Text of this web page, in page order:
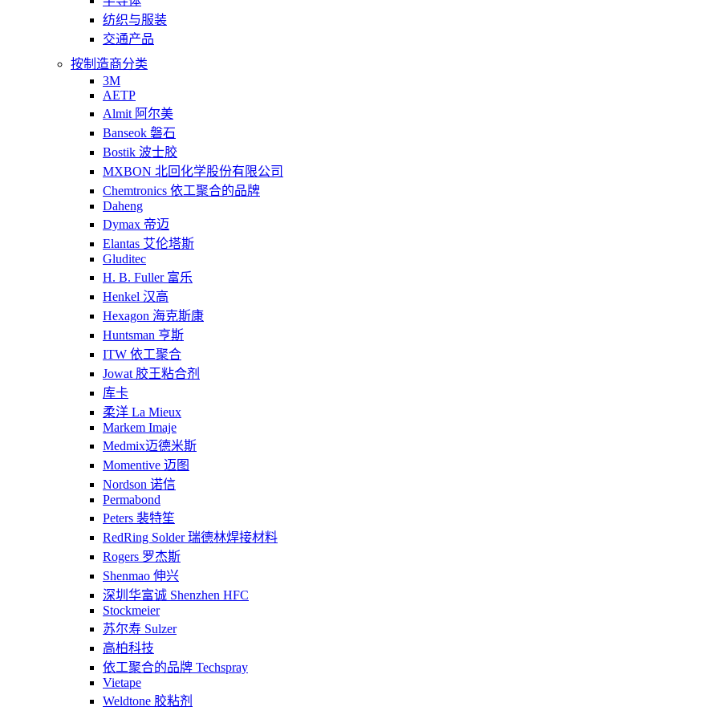
纺织与服装
交通产品
按制造商分类
3M
AETP
Almit 阿尔美
Banseok 磐石
Bostik 波士胶
MXBON 北回化学股份有限公司
Chemtronics 依工聚合的品牌
Daheng
Dymax 帝迈
Elantas 艾伦塔斯
Gluditec
H. B. Fuller 富乐
Henkel 汉高
Hexagon 海克斯康
Huntsman 亨斯
ITW 依工聚合
Jowat 胶王粘合剂
库卡
柔洋 La Mieux
Markem Imaje
Medmix迈德米斯
Momentive 迈图
Nordson 诺信
Permabond
Peters 裴特笙
RedRing Solder 瑞德林焊接材料
Rogers 罗杰斯
Shenmao 伸兴
深圳华富诚 Shenzhen HFC
Stockmeier
苏尔寿 Sulzer
高柏科技
依工聚合的品牌 Techspray
Vietape
Weldtone 胶粘剂